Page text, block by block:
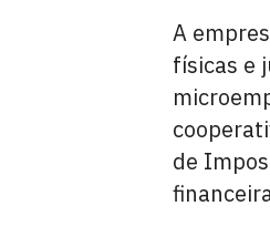
A
físicas e
de